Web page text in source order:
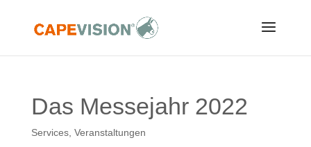
Das Messejahr 2022
Services, Veranstaltungen